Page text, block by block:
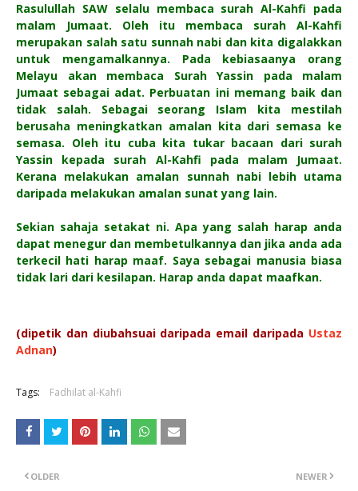
Rasulullah SAW selalu membaca surah Al-Kahfi pada
malam Jumaat. Oleh itu membaca surah Al-Kahfi
merupakan salah satu sunnah nabi dan kita digalakkan
untuk mengamalkannya. Pada kebiasaanya orang
Melayu akan membaca Surah Yassin pada malam
Jumaat sebagai adat. Perbuatan ini memang baik dan
tidak salah. Sebagai seorang Islam kita mestilah
berusaha meningkatkan amalan kita dari semasa ke
semasa. Oleh itu cuba kita tukar bacaan dari surah
Yassin kepada surah Al-Kahfi pada malam Jumaat.
Kerana melakukan amalan sunnah nabi lebih utama
daripada melakukan amalan sunat yang lain.
Sekian sahaja setakat ni. Apa yang salah harap anda
dapat menegur dan membetulkannya dan jika anda ada
terkecil hati harap maaf. Saya sebagai manusia biasa
tidak lari dari kesilapan. Harap anda dapat maafkan.
(dipetik dan diubahsuai daripada email daripada Ustaz
Adnan)
Tags: Fadhilat al-Kahfi
NEWER
OLDER